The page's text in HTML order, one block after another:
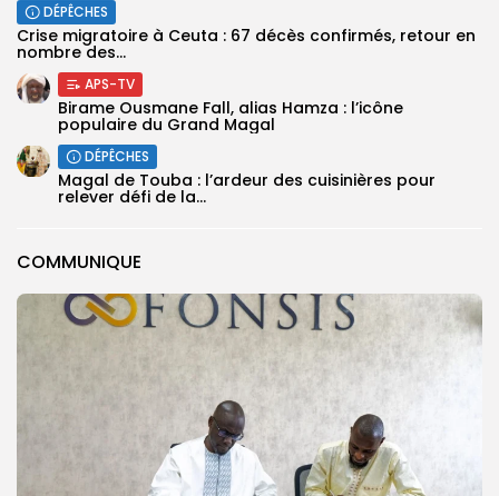
COMMUNIQUE
DÉPÊCHES
Crise migratoire à Ceuta : 67 décès confirmés, retour en
nombre des...
APS-TV
Birame Ousmane Fall, alias Hamza : l’icône
populaire du Grand Magal
DÉPÊCHES
Magal de Touba : l’ardeur des cuisinières pour
relever défi de la...